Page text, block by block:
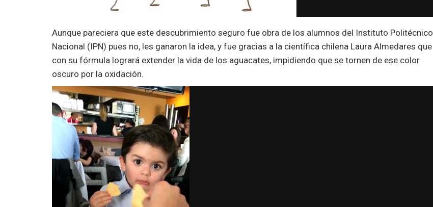
Aunque pareciera que este descubrimiento seguro fue obra de los alumnos del Instituto Politécnico
Nacional (IPN) pues no, les ganaron la idea, y fue gracias a la científica chilena Laura Almedares que
con su fórmula logrará extender la vida de los aguacates, impidiendo que se tornen de ese color
oscuro por la oxidación.